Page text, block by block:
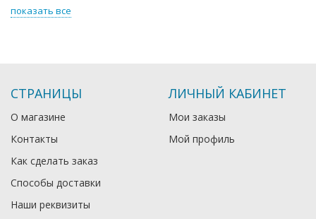
показать все
СТРАНИЦЫ
О магазине
Контакты
Как сделать заказ
Способы доставки
Наши реквизиты
ЛИЧНЫЙ КАБИНЕТ
Мои заказы
Мой профиль